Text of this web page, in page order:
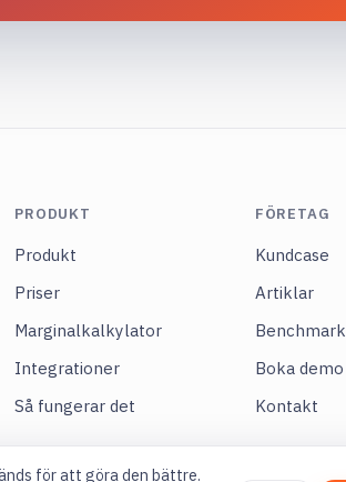
PRODUKT
Produkt
Priser
Marginalkalkylator
Integrationer
Så fungerar det
FÖRETAG
Kundcase
Artiklar
Benchmark
Boka demo
Kontakt
för att göra den bättre.